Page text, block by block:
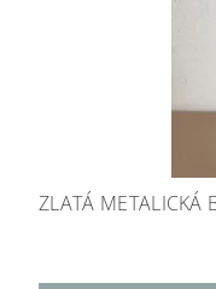
ZLATÁ METALICKÁ